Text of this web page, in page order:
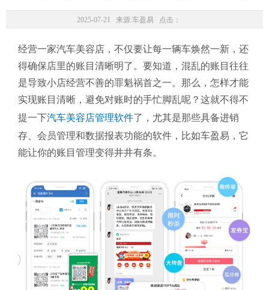
2025-07-21 来源:车盈易 点击：
经营一家汽车美容店，不仅要让每一辆车焕然一新，还
得确保店里的账目清晰明了。要知道，混乱的账目往往
是导致小店经营不善的罪魁祸首之一。那么，怎样才能
实现账目清晰，避免对账时的手忙脚乱呢？这就不得不
提一下汽车美容店管理软件了，尤其是那些具备进销
存、会员管理和数据报表功能的软件，比如车盈易，它
能让你的账目管理变得井井有条。